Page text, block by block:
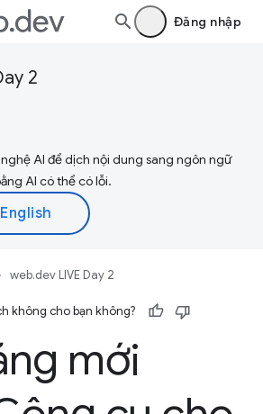
Đăng nhập
2
AI để dịch nội dung sang ngôn ngữ
AI có thể có lỗi.
web.dev LIVE Day 2
không cho bạn không?
mới